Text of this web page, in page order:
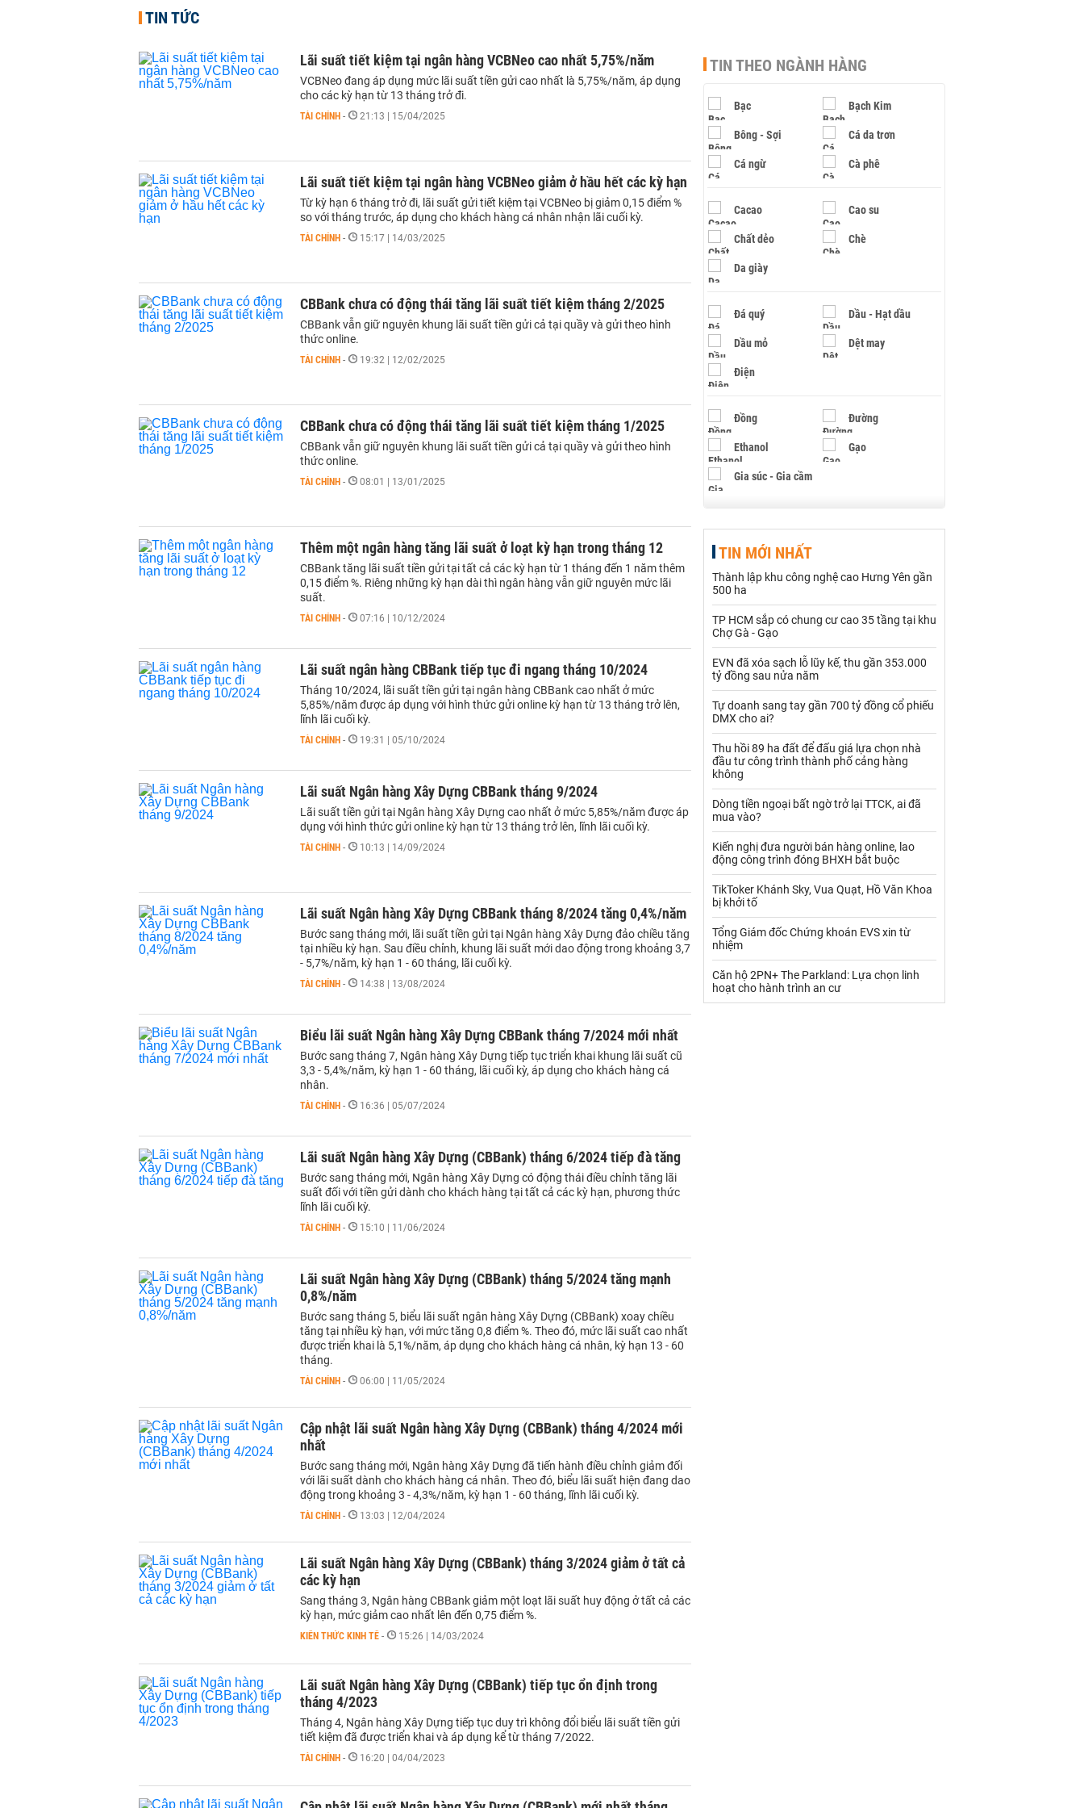
TIN TỨC
Lãi suất tiết kiệm tại ngân hàng VCBNeo cao nhất 5,75%/năm
VCBNeo đang áp dụng mức lãi suất tiền gửi cao nhất là 5,75%/năm, áp dụng
cho các kỳ hạn từ 13 tháng trở đi.
TÀI CHÍNH - 21:13 | 15/04/2025
Lãi suất tiết kiệm tại ngân hàng VCBNeo giảm ở hầu hết các kỳ hạn
Từ kỳ hạn 6 tháng trở đi, lãi suất gửi tiết kiệm tại VCBNeo bị giảm 0,15 điểm %
so với tháng trước, áp dụng cho khách hàng cá nhân nhận lãi cuối kỳ.
TÀI CHÍNH - 15:17 | 14/03/2025
CBBank chưa có động thái tăng lãi suất tiết kiệm tháng 2/2025
CBBank vẫn giữ nguyên khung lãi suất tiền gửi cả tại quầy và gửi theo hình
thức online.
TÀI CHÍNH - 19:32 | 12/02/2025
CBBank chưa có động thái tăng lãi suất tiết kiệm tháng 1/2025
CBBank vẫn giữ nguyên khung lãi suất tiền gửi cả tại quầy và gửi theo hình
thức online.
TÀI CHÍNH - 08:01 | 13/01/2025
Thêm một ngân hàng tăng lãi suất ở loạt kỳ hạn trong tháng 12
CBBank tăng lãi suất tiền gửi tại tất cả các kỳ hạn từ 1 tháng đến 1 năm thêm
0,15 điểm %. Riêng những kỳ hạn dài thì ngân hàng vẫn giữ nguyên mức lãi
suất.
TÀI CHÍNH - 07:16 | 10/12/2024
Lãi suất ngân hàng CBBank tiếp tục đi ngang tháng 10/2024
Tháng 10/2024, lãi suất tiền gửi tại ngân hàng CBBank cao nhất ở mức
5,85%/năm được áp dụng với hình thức gửi online kỳ hạn từ 13 tháng trở lên,
lĩnh lãi cuối kỳ.
TÀI CHÍNH - 19:31 | 05/10/2024
Lãi suất Ngân hàng Xây Dựng CBBank tháng 9/2024
Lãi suất tiền gửi tại Ngân hàng Xây Dựng cao nhất ở mức 5,85%/năm được áp
dụng với hình thức gửi online kỳ hạn từ 13 tháng trở lên, lĩnh lãi cuối kỳ.
TÀI CHÍNH - 10:13 | 14/09/2024
Lãi suất Ngân hàng Xây Dựng CBBank tháng 8/2024 tăng 0,4%/năm
Bước sang tháng mới, lãi suất tiền gửi tại Ngân hàng Xây Dựng đảo chiều tăng
tại nhiều kỳ hạn. Sau điều chỉnh, khung lãi suất mới dao động trong khoảng 3,7
- 5,7%/năm, kỳ hạn 1 - 60 tháng, lãi cuối kỳ.
TÀI CHÍNH - 14:38 | 13/08/2024
Biểu lãi suất Ngân hàng Xây Dựng CBBank tháng 7/2024 mới nhất
Bước sang tháng 7, Ngân hàng Xây Dựng tiếp tục triển khai khung lãi suất cũ
3,3 - 5,4%/năm, kỳ hạn 1 - 60 tháng, lãi cuối kỳ, áp dụng cho khách hàng cá
nhân.
TÀI CHÍNH - 16:36 | 05/07/2024
Lãi suất Ngân hàng Xây Dựng (CBBank) tháng 6/2024 tiếp đà tăng
Bước sang tháng mới, Ngân hàng Xây Dựng có động thái điều chỉnh tăng lãi
suất đối với tiền gửi dành cho khách hàng tại tất cả các kỳ hạn, phương thức
lĩnh lãi cuối kỳ.
TÀI CHÍNH - 15:10 | 11/06/2024
Lãi suất Ngân hàng Xây Dựng (CBBank) tháng 5/2024 tăng mạnh
0,8%/năm
Bước sang tháng 5, biểu lãi suất ngân hàng Xây Dựng (CBBank) xoay chiều
tăng tại nhiều kỳ hạn, với mức tăng 0,8 điểm %. Theo đó, mức lãi suất cao nhất
được triển khai là 5,1%/năm, áp dụng cho khách hàng cá nhân, kỳ hạn 13 - 60
tháng.
TÀI CHÍNH - 06:00 | 11/05/2024
Cập nhật lãi suất Ngân hàng Xây Dựng (CBBank) tháng 4/2024 mới
nhất
Bước sang tháng mới, Ngân hàng Xây Dựng đã tiến hành điều chỉnh giảm đối
với lãi suất dành cho khách hàng cá nhân. Theo đó, biểu lãi suất hiện đang dao
động trong khoảng 3 - 4,3%/năm, kỳ hạn 1 - 60 tháng, lĩnh lãi cuối kỳ.
TÀI CHÍNH - 13:03 | 12/04/2024
Lãi suất Ngân hàng Xây Dựng (CBBank) tháng 3/2024 giảm ở tất cả
các kỳ hạn
Sang tháng 3, Ngân hàng CBBank giảm một loạt lãi suất huy động ở tất cả các
kỳ hạn, mức giảm cao nhất lên đến 0,75 điểm %.
KIẾN THỨC KINH TẾ - 15:26 | 14/03/2024
Lãi suất Ngân hàng Xây Dựng (CBBank) tiếp tục ổn định trong
tháng 4/2023
Tháng 4, Ngân hàng Xây Dựng tiếp tục duy trì không đổi biểu lãi suất tiền gửi
tiết kiệm đã được triển khai và áp dụng kể từ tháng 7/2022.
TÀI CHÍNH - 16:20 | 04/04/2023
TIN THEO NGÀNH HÀNG
Bạc Bạch Kim
Bông - Sợi Cá da trơn
Cá ngừ Cà phê
Cacao Cao su
Chất dẻo Chè
Da giày
Đá quý Dầu - Hạt dầu
Dầu mỏ Dệt may
Điện
Đồng Đường
Ethanol Gạo
Gia súc - Gia cầm
Hạt điều
Khí đốt
Kim loại khác Mắc ca
Muối Ngũ cốc
Nhựa - Hạt nhựa
Palladium Phân bón
Rau - Củ -Quả Sắt thép
Sữa
Than Thức ăn chăn nuôi
Thủy hải sản khác Tôm
Vàng
VLXD khác Xăng dầu
Xi măng - Clynker
TIN MỚI NHẤT
Thành lập khu công nghệ cao Hưng Yên gần
500 ha
TP HCM sắp có chung cư cao 35 tầng tại khu
Chợ Gà - Gạo
EVN đã xóa sạch lỗ lũy kế, thu gần 353.000
tỷ đồng sau nửa năm
Tự doanh sang tay gần 700 tỷ đồng cổ phiếu
DMX cho ai?
Thu hồi 89 ha đất để đấu giá lựa chọn nhà
đầu tư công trình thành phố cảng hàng
không
Dòng tiền ngoại bất ngờ trở lại TTCK, ai đã
mua vào?
Kiến nghị đưa người bán hàng online, lao
động công trình đóng BHXH bắt buộc
TikToker Khánh Sky, Vua Quạt, Hồ Văn Khoa
bị khởi tố
Tổng Giám đốc Chứng khoán EVS xin từ
nhiệm
Căn hộ 2PN+ The Parkland: Lựa chọn linh
hoạt cho hành trình an cư